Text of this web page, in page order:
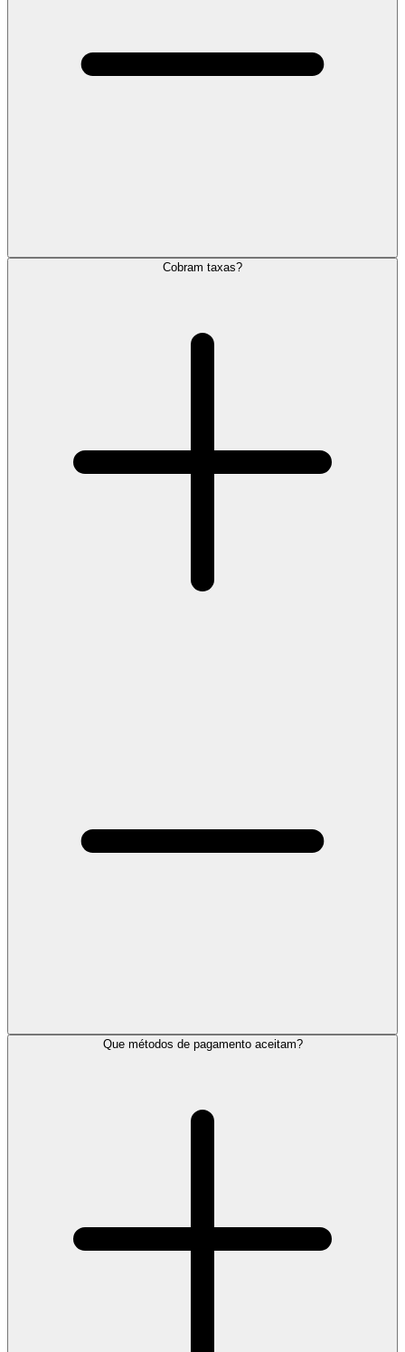
Cobram taxas?
Que métodos de pagamento aceitam?